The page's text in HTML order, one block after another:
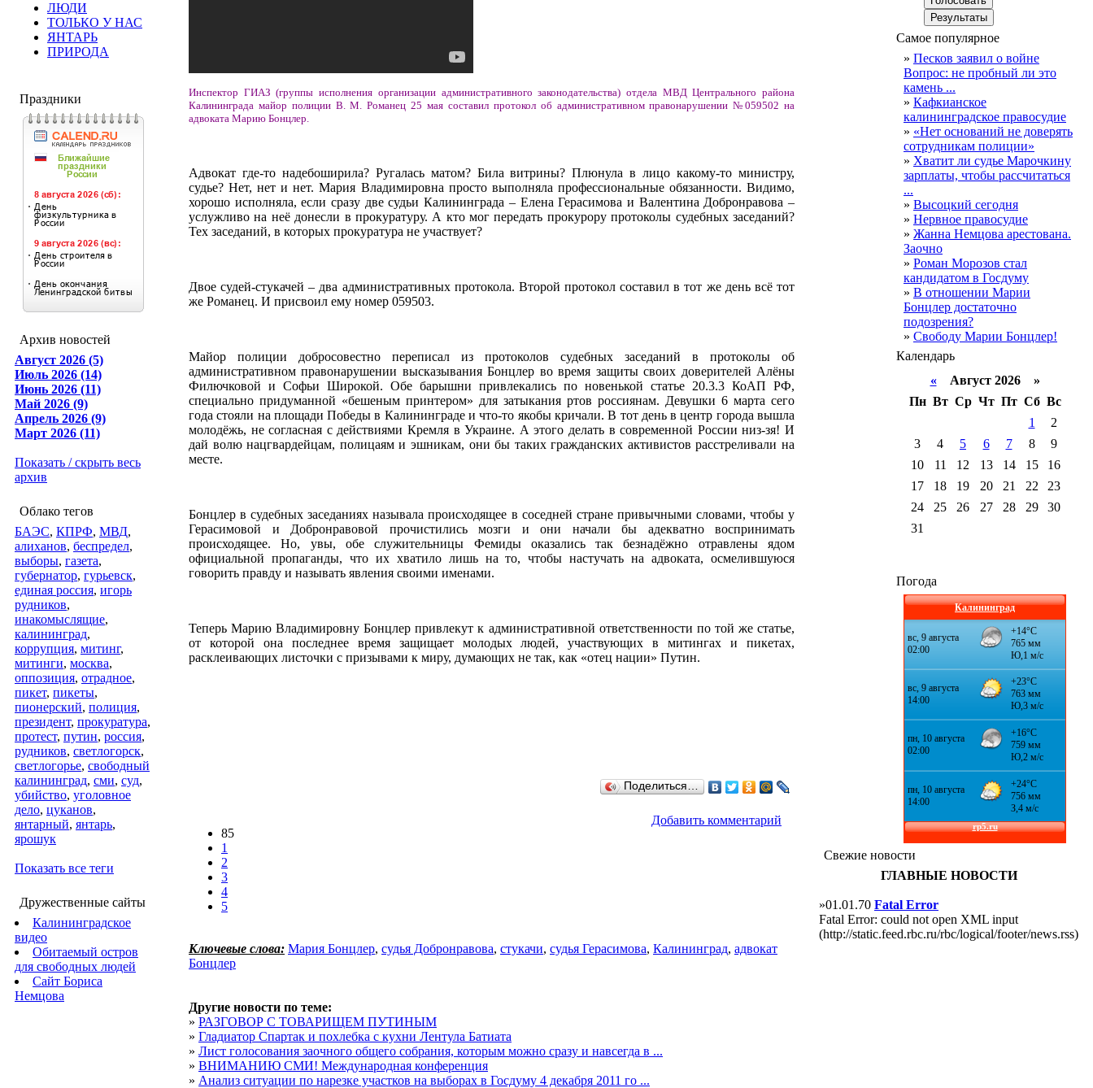
ЛЮДИ
ТОЛЬКО У НАС
ЯНТАРЬ
ПРИРОДА
Праздники
Архив новостей
Август 2026 (5)
Июль 2026 (14)
Июнь 2026 (11)
Май 2026 (9)
Апрель 2026 (9)
Март 2026 (11)
Показать / скрыть весь
архив
Облако тегов
БАЭС, КПРФ, МВД,
алиханов, беспредел,
выборы, газета,
губернатор, гурьевск,
единая россия, игорь
рудников,
инакомыслящие,
калининград,
коррупция, митинг,
митинги, москва,
оппозиция, отрадное,
пикет, пикеты,
пионерский, полиция,
президент, прокуратура,
протест, путин, россия,
рудников, светлогорск,
светлогорье, свободный
калининград, сми, суд,
убийство, уголовное
дело, цуканов,
янтарный, янтарь,
ярошук
Показать все теги
Дружественные сайты
Калининградское
видео
Обитаемый остров
для свободных людей
Сайт Бориса
Немцова
Инспектор ГИАЗ (группы исполнения организации административного законодательства) отдела МВД Центрального района
Калининграда майор полиции В. М. Романец 25 мая составил протокол об административном правонарушении №059502 на
адвоката Марию Бонцлер.
Адвокат где-то надебоширила? Ругалась матом? Била витрины? Плюнула в лицо какому-то министру,
судье? Нет, нет и нет. Мария Владимировна просто выполняла профессиональные обязанности. Видимо,
хорошо исполняла, если сразу две судьи Калининграда – Елена Герасимова и Валентина Добронравова –
услужливо на неё донесли в прокуратуру. А кто мог передать прокурору протоколы судебных заседаний?
Тех заседаний, в которых прокуратура не участвует?
Двое судей-стукачей – два административных протокола. Второй протокол составил в тот же день всё тот
же Романец. И присвоил ему номер 059503.
Майор полиции добросовестно переписал из протоколов судебных заседаний в протоколы об
административном правонарушении высказывания Бонцлер во время защиты своих доверителей Алёны
Филючковой и Софьи Широкой. Обе барышни привлекались по новенькой статье 20.3.3 КоАП РФ,
специально придуманной «бешеным принтером» для затыкания ртов россиянам. Девушки 6 марта сего
года стояли на площади Победы в Калининграде и что-то якобы кричали. В тот день в центр города вышла
молодёжь, не согласная с действиями Кремля в Украине. А этого делать в современной России низ-зя! И
дай волю нацгвардейцам, полицаям и эшникам, они бы таких гражданских активистов расстреливали на
месте.
Бонцлер в судебных заседаниях называла происходящее в соседней стране привычными словами, чтобы у
Герасимовой и Добронравовой прочистились мозги и они начали бы адекватно воспринимать
происходящее. Но, увы, обе служительницы Фемиды оказались так безнадёжно отравлены ядом
официальной пропаганды, что их хватило лишь на то, чтобы настучать на адвоката, осмелившуюся
говорить правду и называть явления своими именами.
Теперь Марию Владимировну Бонцлер привлекут к административной ответственности по той же статье,
от которой она последнее время защищает молодых людей, участвующих в митингах и пикетах,
расклеивающих листочки с призывами к миру, думающих не так, как «отец нации» Путин.
Поделиться…
85
1
2
3
4
5
Добавить комментарий
Ключевые слова: Мария Бонцлер, судья Добронравова, стукачи, судья Герасимова, Калининград, адвокат
Бонцлер
Другие новости по теме:
» РАЗГОВОР С ТОВАРИЩЕМ ПУТИНЫМ
» Гладиатор Спартак и похлебка с кухни Лентула Батиата
» Лист голосования заочного общего собрания, которым можно сразу и навсегда в ...
» ВНИМАНИЮ СМИ! Международная конференция
» Анализ ситуации по нарезке участков на выборах в Госдуму 4 декабря 2011 го ...
Самое популярное
» Песков заявил о войне
Вопрос: не пробный ли это
камень ...
» Кафкианское
калининградское правосудие
» «Нет оснований не доверять
сотрудникам полиции»
» Хватит ли судье Марочкину
зарплаты, чтобы рассчитаться
...
» Высоцкий сегодня
» Нервное правосудие
» Жанна Немцова арестована.
Заочно
» Роман Морозов стал
кандидатом в Госдуму
» В отношении Марии
Бонцлер достаточно
подозрения?
» Свободу Марии Бонцлер!
Календарь
«Август 2026 »
Пн Вт Ср Чт Пт Сб Вс
1
2
3
4 5 6 7 8
9
10
11 12 13 14 15
16
17
18 19 20 21 22
23
24
25 26 27 28 29
30
31
Погода
Калининград
Свежие новости
ГЛАВНЫЕ НОВОСТИ
»01.01.70 Fatal Error
Fatal Error: could not open XML input
(http://static.feed.rbc.ru/rbc/logical/footer/news.rss)